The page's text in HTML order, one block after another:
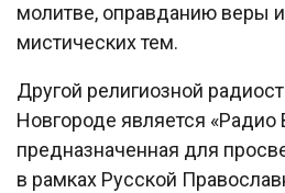
молитве, оправданию веры
мистических тем.
Другой религиозной
Новгороде является «Радио
предназначенная для
в рамках Русской